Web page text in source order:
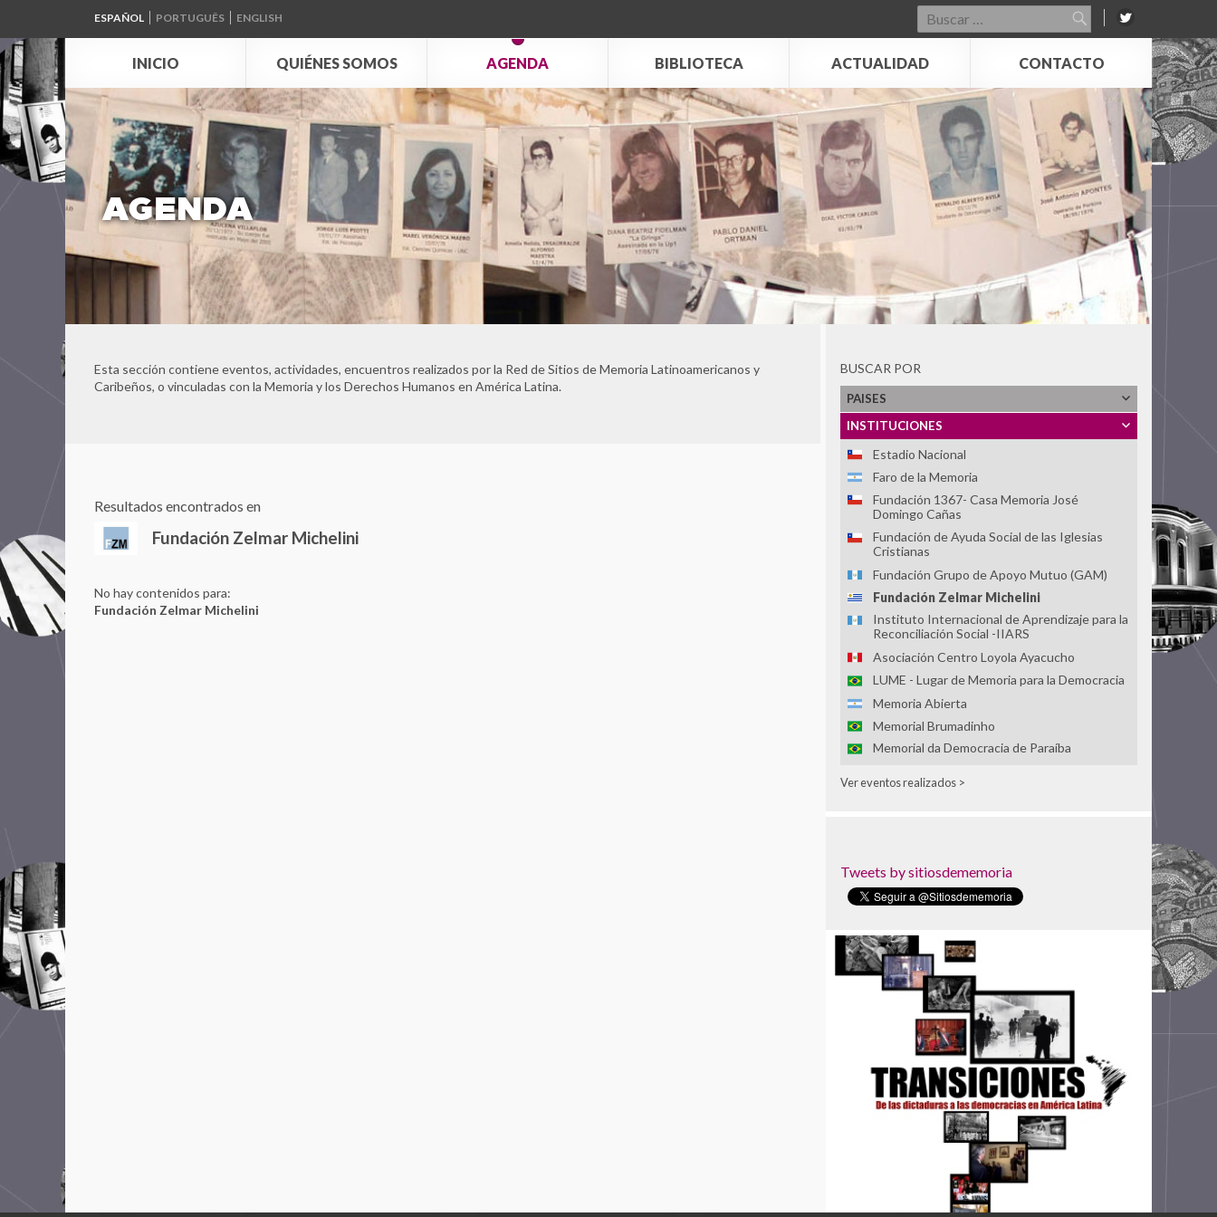
ESPAÑOL ENGLISH
PORTUGUÊS
Buscar
por:
INICIO
QUIÉNES SOMOS AGENDA BIBLIOTECA ACTUALIDAD CONTACTO
AGENDA
Esta sección contiene eventos, actividades, encuentros realizados por la Red de Sitios de Memoria Latinoamericanos y
Caribeños, o vinculadas con la Memoria y los Derechos Humanos en América Latina.
Resultados encontrados en
Fundación Zelmar Michelini
No hay contenidos para:
Fundación Zelmar Michelini
BUSCAR POR
PAISES
INSTITUCIONES
Centro de Memoria, Paz y Reconciliación
Centro Nacional de Memoria Histórica
Centro para la Acción Legal en Derechos
Humanos - CALDH
Centro Universitário Maria Antonia da
Universidade de São Paulo
Circular de Morelia
Colectivo Todxs Somos Jorge y Javier
Comisión Vesubio y Puente 12
Comité de Derechos Humanos Nido Veinte
Comité de Familiares de Detenidos
Desaparecidos en Honduras (COFADEH)
Corporación de Memoria y Cultura de
Puchuncaví
Corporación Parque por la Paz Villa Grimaldi
Devoir de Memoire Haiti
Atlético"
Espacio para la Memoria y la Promoción de los
DDHH ex CCDTyE OLIMPO
Estadio Nacional
Faro de la Memoria
Fundación 1367- Casa Memoria José
Domingo Cañas
Fundación de Ayuda Social de las Iglesias
Cristianas
Fundación Grupo de Apoyo Mutuo (GAM)
Fundación Zelmar Michelini
Instituto Internacional de Aprendizaje para la
Reconciliación Social -IIARS
Asociación Centro Loyola Ayacucho
LUME - Lugar de Memoria para la Democracia
Memoria Abierta
Memorial Brumadinho
Memorial da Democracia de Paraíba
Associação Pinacoteca Arte e Cultura
Memorial para la Concordia
Museo Casa de la Memoria Indómita (MuCMI)
Museo de la Democracia
Museo de la Inmigración
Museo de la Memoria de Rosario
Museo de la Memoria y los Derechos
Humanos
Museo de la Palabra y la Imagen
Museo de las Memorias: Dictaduras y
Derechos Humanos
Museo Internacional para la Democracia
Museo Memoria y Tolerancia
Museo Memorial de la Resistencia
Museo Sitio de Memoria ESMA
Museu da Pessoa
Ver eventos realizados >
Tweets by sitiosdememoria